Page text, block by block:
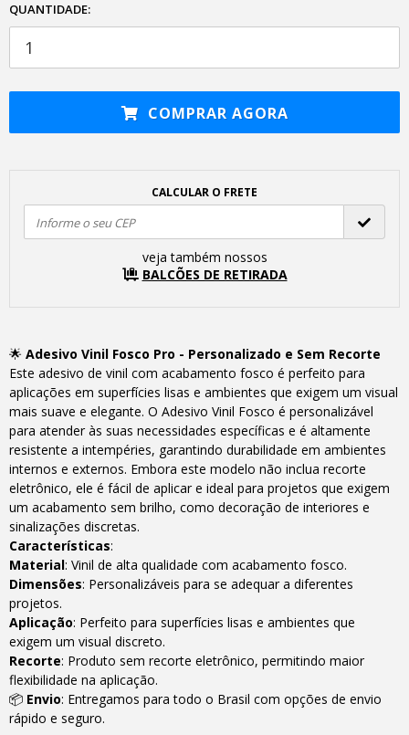
QUANTIDADE:
COMPRAR AGORA
CALCULAR O FRETE
veja também nossos
BALCÕES DE RETIRADA
🌟 Adesivo Vinil Fosco Pro - Personalizado e Sem Recorte
Este adesivo de vinil com acabamento fosco é perfeito para
aplicações em superfícies lisas e ambientes que exigem um visual
mais suave e elegante. O Adesivo Vinil Fosco é personalizável
para atender às suas necessidades específicas e é altamente
resistente a intempéries, garantindo durabilidade em ambientes
internos e externos. Embora este modelo não inclua recorte
eletrônico, ele é fácil de aplicar e ideal para projetos que exigem
um acabamento sem brilho, como decoração de interiores e
sinalizações discretas.
Características:
Material: Vinil de alta qualidade com acabamento fosco.
Dimensões: Personalizáveis para se adequar a diferentes
projetos.
Aplicação: Perfeito para superfícies lisas e ambientes que
exigem um visual discreto.
Recorte: Produto sem recorte eletrônico, permitindo maior
flexibilidade na aplicação.
📦 Envio: Entregamos para todo o Brasil com opções de envio
rápido e seguro.